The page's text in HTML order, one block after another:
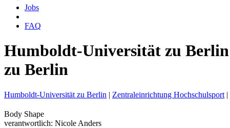
Jobs
FAQ
Humboldt-Universität zu
zu Berlin
Humboldt-Universität zu Berlin | Zentraleinrichtung Hochschulsport |
Body Shape
verantwortlich: Nicole Anders